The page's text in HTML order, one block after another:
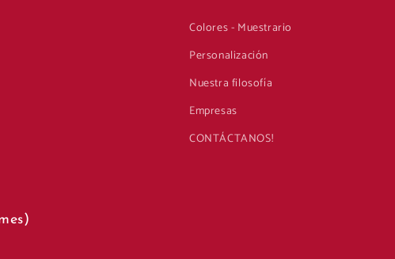
Colores - Muestrario
Personalización
Nuestra filosofía
Empresas
CONTÁCTANOS!